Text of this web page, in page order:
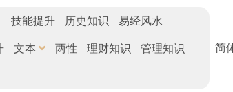
技能提升 历史知识
易经风水
文本 两性 理财知识
管理知识